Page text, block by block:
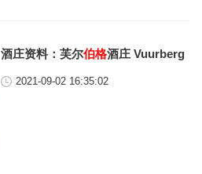
酒庄资料：芙尔伯格酒庄 Vuurberg
2021-09-02 16:35:02